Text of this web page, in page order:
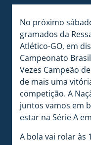
No próximo
gramados da
Atlético-GO, em
Campeonato
Vezes Campeão
de mais uma
competição. A
juntos vamos em
estar na Série A
A bola vai rolar às